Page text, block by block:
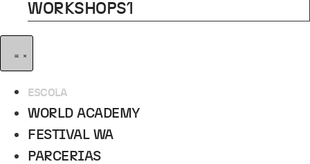
WORKSHOPS1
ESCOLA
WORLD ACADEMY
FESTIVAL WA
PARCERIAS